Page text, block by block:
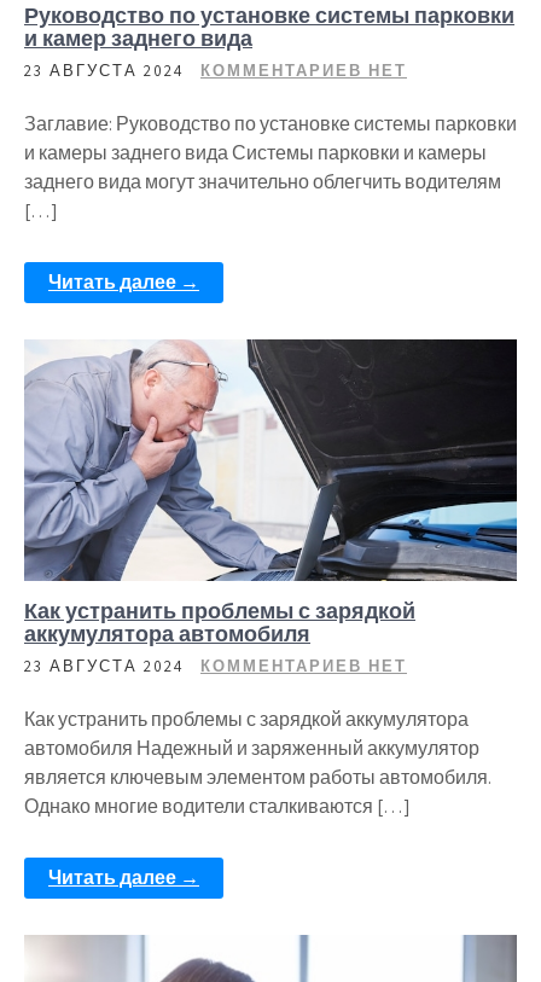
Руководство по установке системы парковки
и камер заднего вида
23 АВГУСТА 2024 КОММЕНТАРИЕВ НЕТ
Заглавие: Руководство по установке системы парковки
и камеры заднего вида Системы парковки и камеры
заднего вида могут значительно облегчить водителям
[…]
Читать далее →
Как устранить проблемы с зарядкой
аккумулятора автомобиля
23 АВГУСТА 2024 КОММЕНТАРИЕВ НЕТ
Как устранить проблемы с зарядкой аккумулятора
автомобиля Надежный и заряженный аккумулятор
является ключевым элементом работы автомобиля.
Однако многие водители сталкиваются […]
Читать далее →